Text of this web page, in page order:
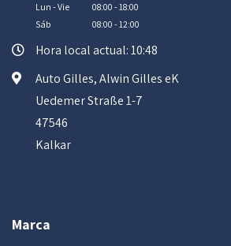
Lun - Vie
08:00 - 18:00
Sáb
08:00 - 12:00
Hora local actual: 10:48
Auto Gilles, Alwin Gilles eK
Uedemer Straße 1-7
47546
Kalkar
Marca